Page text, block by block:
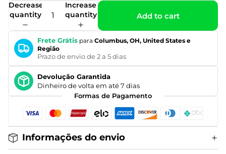
Decrease
quantity
Increase
quantity
Add to cart
Frete Grátis para Columbus, OH, United States e
Região
Prazo de envio de 2 a 5 dias
Devolução Garantida
Dinheiro de volta em até 7 dias
Formas de Pagamento
Informações do envio